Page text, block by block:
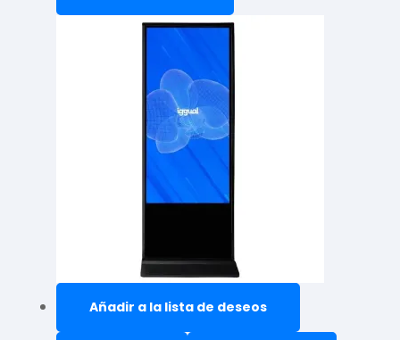
Añadir a la lista de deseos